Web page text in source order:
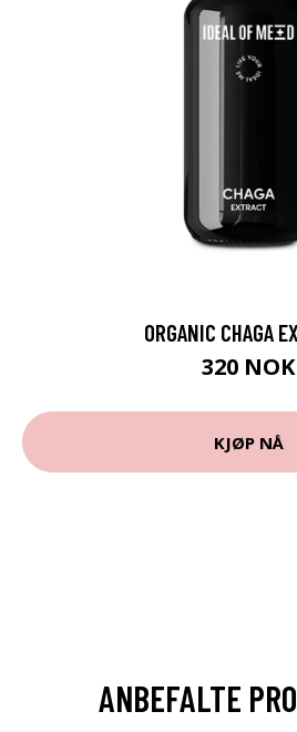
ORGANIC CHAGA
320 NOK
KJØP NÅ
ANBEFALTE